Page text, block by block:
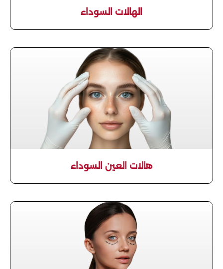
الهالات السوداء
هالات العين السوداء